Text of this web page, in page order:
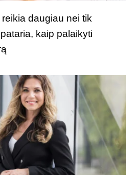
daugiau nei tik
kaip palaikyti